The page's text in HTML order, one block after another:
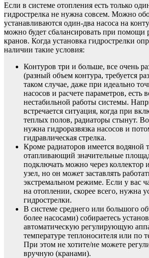
Если в системе отопления есть только
гидрострелка не нужна совсем. Можно
устанавливаются один-два насоса на
можно будет сбалансировать при помощи
кранов. Когда установка гидрострелки
наличии такие условия:
Контуров три и больше, все очень
(разный объем контура, требуется
таком случае, даже при идеально
насосов и расчете параметров, есть
нестабильной работы системы.
встречается ситуация, когда при
теплых полов, радиаторы стынут.
нужна гидроразвязка насосов и
гидравлическая стрелка.
Кроме радиаторов имеется водяной
отапливающий значительные
подключать можно через коллектор
узел, но он может заставлять
экстремальном режиме. Если у вас
на отоплении, скорее всего, нужна
гидрострелки.
В системе среднего или большого
более насосами) собираетесь
автоматическую регулирующую
температуре теплоносителя или по
При этом не хотите/не можете
вручную (кранами).